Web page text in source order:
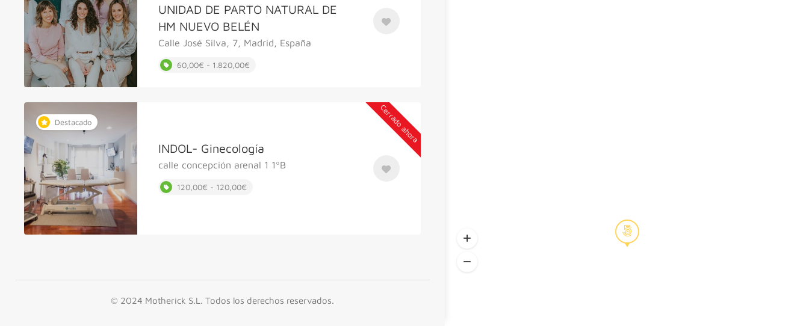
UNIDAD DE PARTO NATURAL DE
HM NUEVO BELÉN
Calle José Silva, 7, Madrid, España
60,00€ - 1.820,00€
Destacado Cerrado ahora
INDOL- Ginecología
calle concepción arenal 1 1ºB
120,00€ - 120,00€
© 2024 Motherick S.L. Todos los derechos reservados.